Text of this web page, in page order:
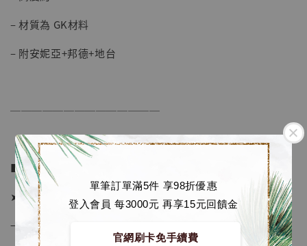
單筆訂單滿5件 享98折優惠
登入會員 每3000元 再享15元回饋金
官網刷卡免手續費
– 材質為 GK材料
– 附安妮亞+邦德+地台
──────────────
■ 販售資訊：
➤ 價格 2280元 (訂金1080)
→ 國際運費到台後通知